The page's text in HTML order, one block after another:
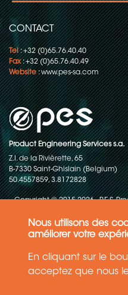
Nous utilisons des
améliorer votre
En cliquant sur le
acceptez que nous le
CONTACT
Tel: +32 (0)65.76.40.40
Fax: +32 (0)65.76.40.49
Website:www.pes-sa.com
Product Engineering Services s.a.
Z.I. de la Rivièrette, 65
B-7330 Saint-Ghislain (Belgium)
50.4557859, 3.8172828
Copyright © 2015-2026 - P.E.S.
Politique de
Conditions